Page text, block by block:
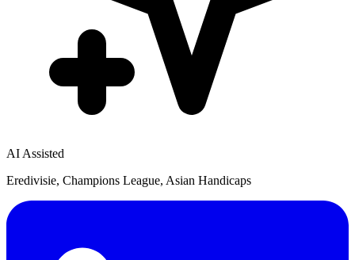
AI Assisted
Eredivisie, Champions League, Asian Handicaps